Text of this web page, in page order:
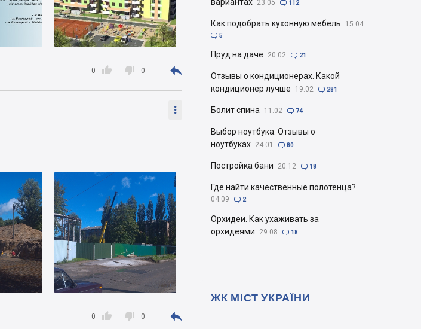

0  0 


0  0 
23.05  112
Как подобрать кухонную мебель 15.04
 5
Пруд на даче 20.02  21
Отзывы о кондиционерах. Какой
кондиционер лучше
19.02  281
Болит спина 11.02  74
Выбор ноутбука. Отзывы о
ноутбуках 24.01  80
Постройка бани 20.12  18
Где найти качественные полотенца?
04.09  2
Орхидеи. Как ухаживать за
орхидеями
29.08  18
ЖК МІСТ УКРАЇНИ